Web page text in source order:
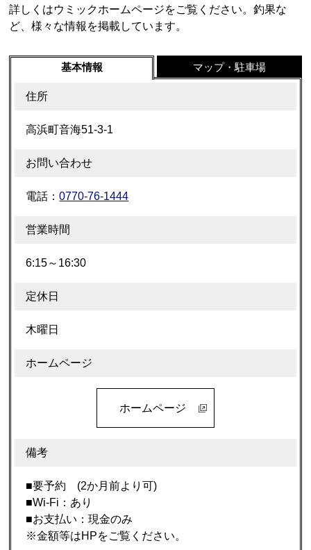
詳しくはウミックホームページをご覧ください。釣果な
ど、様々な情報を掲載しています。
基本情報 マップ・駐車場
住所
高浜町音海51-3-1
お問い合わせ
電話：0770-76-1444
営業時間
6:15～16:30
定休日
木曜日
ホームページ
ホームページ
備考
■要予約 (2か月前より可)
■Wi-Fi：あり
■お支払い：現金のみ
※金額等はHPをご覧ください。